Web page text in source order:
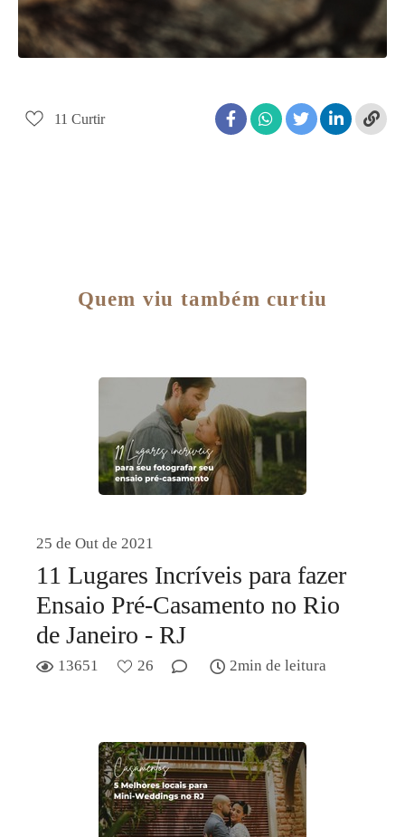
11 Curtir
Quem viu também curtiu
25 de Out de 2021
11 Lugares Incríveis para fazer
Ensaio Pré-Casamento no Rio
de Janeiro - RJ
13651 26 2min de leitura